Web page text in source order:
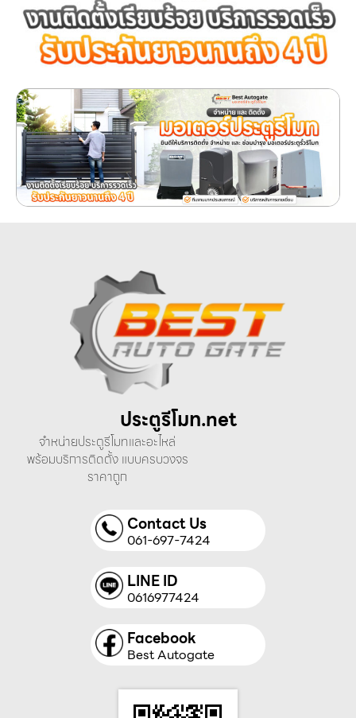
ประตูรีโมท.net
จำหน่ายประตูรีโมทและอะไหล่
พร้อมบริการติดตั้ง แบบครบวงจร
ราคาถูก
Contact Us
061-697-7424
LINE ID
0616977424
Facebook
Best Autogate